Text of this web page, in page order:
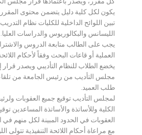
يكون لكل كلية دليل يتضمن محتوى
تبين اللوائح الداخلية للكليات نظام
الليسانس والبكالوريوس والدراسات العليا.
يجب على الطالب متابعة الدروس
العملية أو قاعات البحث وفقاً لأحكام
يخضع الطلاب للنظام التأديبي ويصدر قرار
مجلس التأديب من رئيس الجامعة من
طلب العميد.
لمجلس التأديب توقيع جميع العقوبات
الكلية وللأساتذة والأساتذة المساعدين
العقوبات في الحدود المبينة لكل منهم في
مع مراعاة أحكام اللائحة التنفيذية تتولى